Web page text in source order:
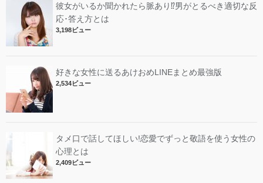
彼女がいるか聞かれたら脈あり⁉︎男がとるべき適切な反
応･答え方とは
3,198ビュー
好きな女性に送るあけおめLINEまとめ最強版
2,534ビュー
タメ口で話してほしい!恋愛でずっと敬語を使う女性の
心理とは
2,409ビュー